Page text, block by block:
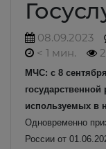
08.09.2023
< 1 мин.
МЧС: с 8
используемых в
Одновременно
России от